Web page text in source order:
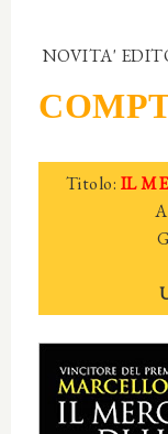
NOVITA'
Titolo: IL